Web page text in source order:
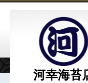
河幸海苔